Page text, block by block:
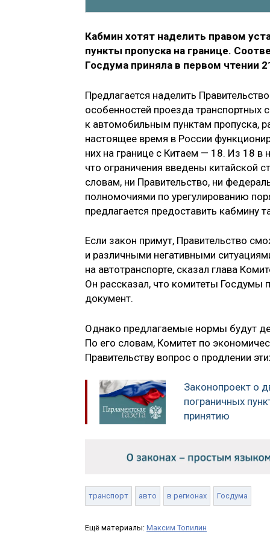
Кабмин хотят наделить правом
пункты пропуска на границе.
Госдума приняла в первом чтении
Предлагается наделить
особенностей проезда
к автомобильным пунктам пропуска,
настоящее время в России
них на границе с Китаем — 18. Из 18 в
что ограничения введены китайской
словам, ни Правительство, ни
полномочиями по урегулированию
предлагается предоставить кабмину
Если закон примут, Правительство
и различными негативными
на автотранспорте, сказал глава
Он рассказал, что комитеты Госдумы
документ.
Однако предлагаемые нормы будут
По его словам, Комитет по
Правительству вопрос о продлении
Законопроект о
пограничных
принятию
транспорт авто в регионах Госдума
Ещё материалы: Максим Топилин